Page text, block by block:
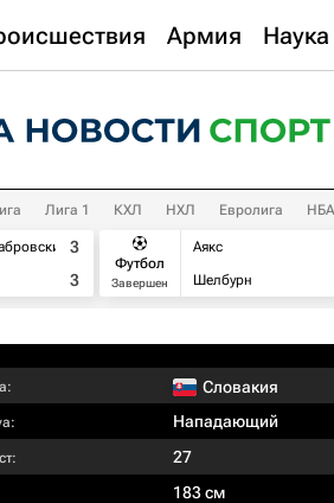
Армия Наука
Лига 1 КХЛ НХЛ Евролига НБА
3
3
Футбол
Завершен
Аякс
Шелбурн
Словакия
Нападающий
27
183 см